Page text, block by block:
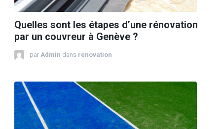
Quelles sont les étapes d’une rénovation
par un couvreur à Genève ?
par Admin dans renovation